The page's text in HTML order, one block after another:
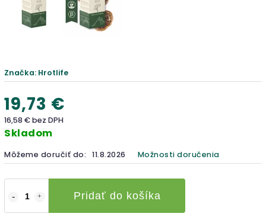
Značka: Hrotlife
19,73 €
16,58 € bez DPH
Skladom
Môžeme doručiť do: 11.8.2026 Možnosti doručenia
Pridať do košíka